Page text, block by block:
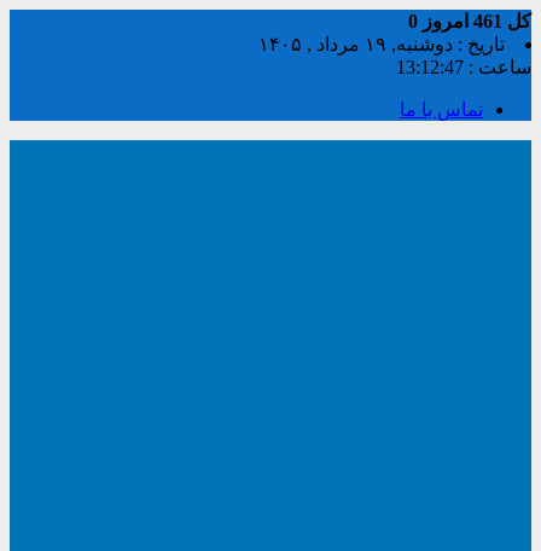
کل امروز 0
تاریخ : دوشنبه, ۱۹ مرداد , ۱۴۰۵
ساعت : 13:12:48
تماس با ما